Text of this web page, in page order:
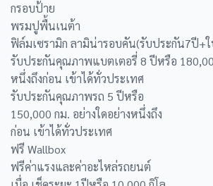
กรอบป้าย
พรมปูพื้นเนต้า
ฟิล์มเซรามิก ลามิน่ารอบคัน(รับประกัน7ปี+
รับประกันคุณภาพแบตเตอรี่ 8 ปีหรือ
หนึ่งถึงก่อน เข้าได้ทั่วประเทศ
รับประกันคุณภาพรถ 5 ปีหรือ
150,000 กม. อย่างใดอย่างหนึ่งถึง
ก่อน เข้าได้ทั่วประเทศ
ฟรี Wallbox
ฟรีค่าแรงและค่าอะไหล่รถยนต์